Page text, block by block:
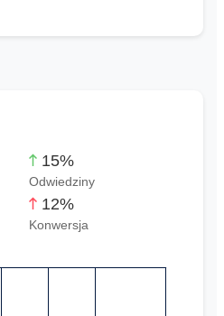
15%
Odwiedziny
12%
Konwersja